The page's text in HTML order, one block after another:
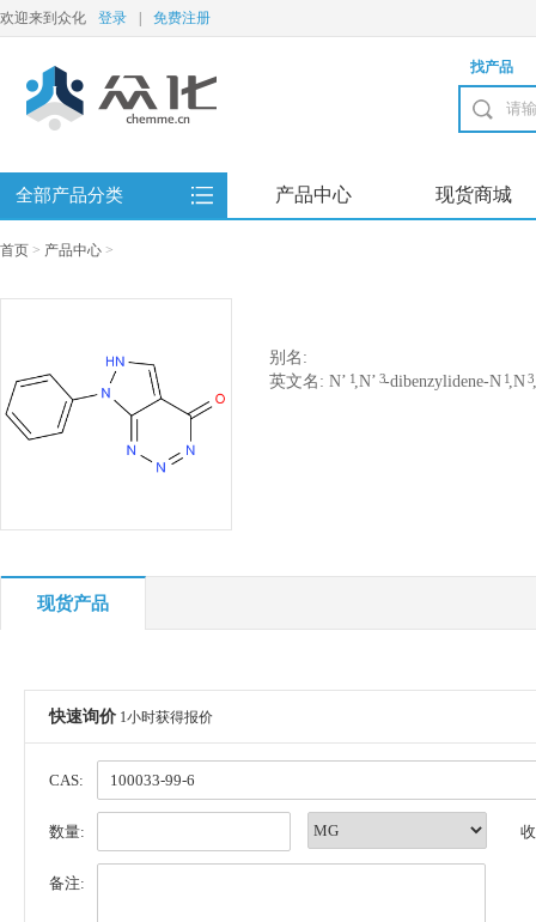
欢迎来到众化 登录 免费注册
找产品
全部产品分类 产品中心 现货商城
首页 > 产品中心 >
别名:
英文名: N’ 1,N’ 3-dibenzylidene-N 1,N3
现货产品
快速询价 1小时获得报价
CAS:
数量:
备注: